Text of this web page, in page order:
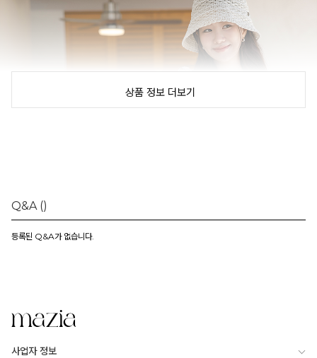
상품 정보 더보기
Q&A ()
등록된 Q&A가 없습니다.
사업자 정보